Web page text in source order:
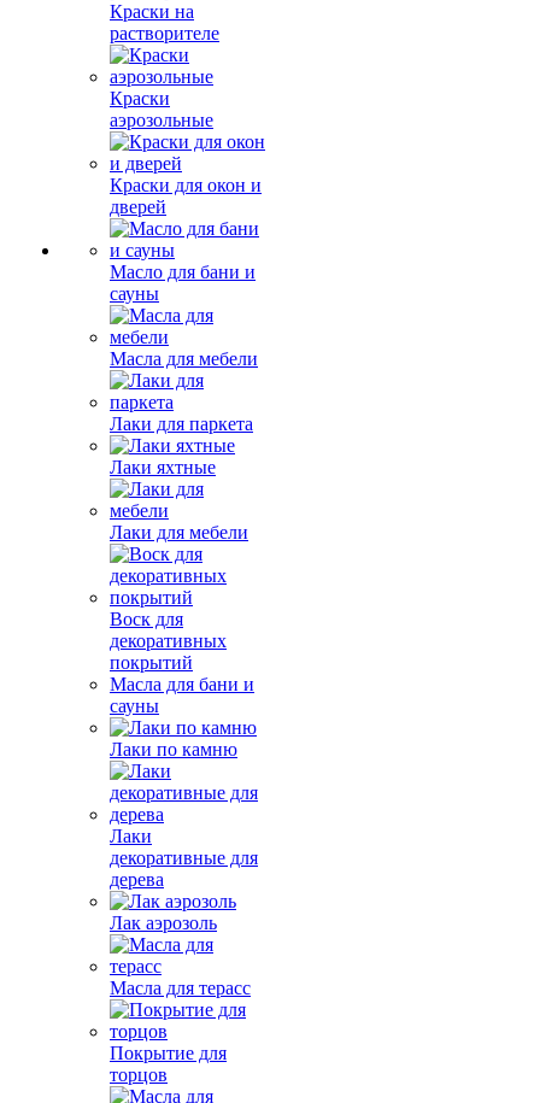
Краски на
растворителе
Краски
аэрозольные
Краски для окон и
дверей
Масло для бани и
сауны
Масла для мебели
Лаки для паркета
Лаки яхтные
Лаки для мебели
Воск для
декоративных
покрытий
Масла для бани и
сауны
Лаки по камню
Лаки
декоративные для
дерева
Лак аэрозоль
Масла для терасс
Покрытие для
торцов